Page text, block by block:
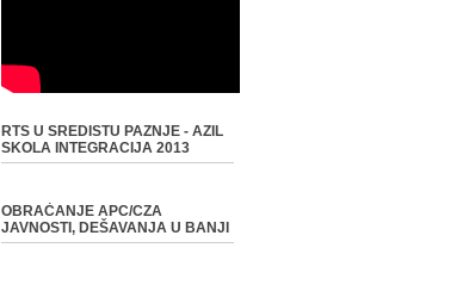
RTS U SREDISTU PAZNJE - AZIL
SKOLA INTEGRACIJA 2013
OBRAĆANJE APC/CZA
JAVNOSTI, DEŠAVANJA U BANJI